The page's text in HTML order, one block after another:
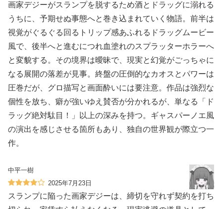
画家デジーがスランプを脱するため酒とドラッグに溺れる
うちに、予期せぬ事態へと巻き込まれていく物語。前半は
視覚がぐるぐる回るトリップ感あふれるドラッグムービー
風で、後半へと進むにつれ血塗れのスプラッターホラーへ
と変貌する。その境界は曖昧で、現実と幻覚がごっちゃに
なる展開の落差が見事。終盤の圧倒的なカオスとパワーは
圧巻だが、グロ描写と画面酔いには要注意。作品は強烈な
個性を放ち、癖が強いゆえ賛否が分かれるが、単なる「ド
ラッグ絶対駄目！」以上の深みを持つ。ギャスパーノエ風
の演出を感じさせる箇所もあり、独自の世界観が際立つ一
作。
中平一樹
2025年7月23日
スランプに陥った画家デジーは、締切を守れず契約を打ち